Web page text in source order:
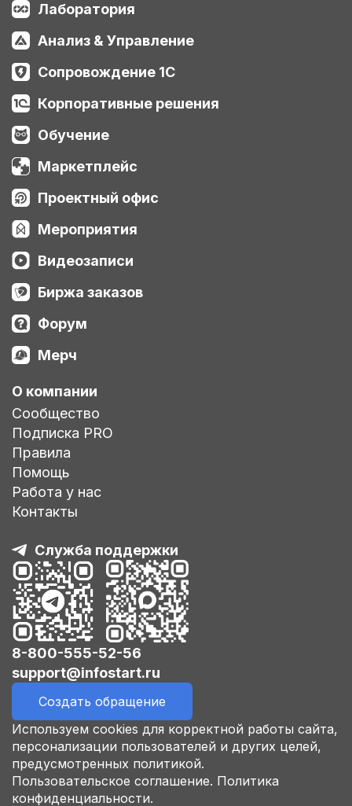
Лаборатория
Анализ & Управление
Сопровождение 1С
Корпоративные решения
Обучение
Маркетплейс
Проектный офис
Мероприятия
Видеозаписи
Биржа заказов
Форум
Мерч
О компании
Сообщество
Подписка PRO
Правила
Помощь
Работа у нас
Контакты
Служба поддержки
8-800-555-52-56
support@infostart.ru
Создать обращение
Используем cookies для корректной работы сайта,
персонализации пользователей и других целей,
предусмотренных политикой.
Пользовательское соглашение. Политика
конфиденциальности.